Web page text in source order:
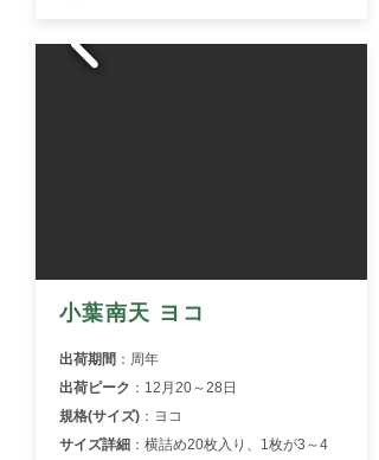
小葉南天 ヨコ
出荷期間 ：周年
出荷ピーク ：12月20～28日
規格(サイズ) ：ヨコ
サイズ詳細 ： 横詰め20枚入り、1枚が3～4